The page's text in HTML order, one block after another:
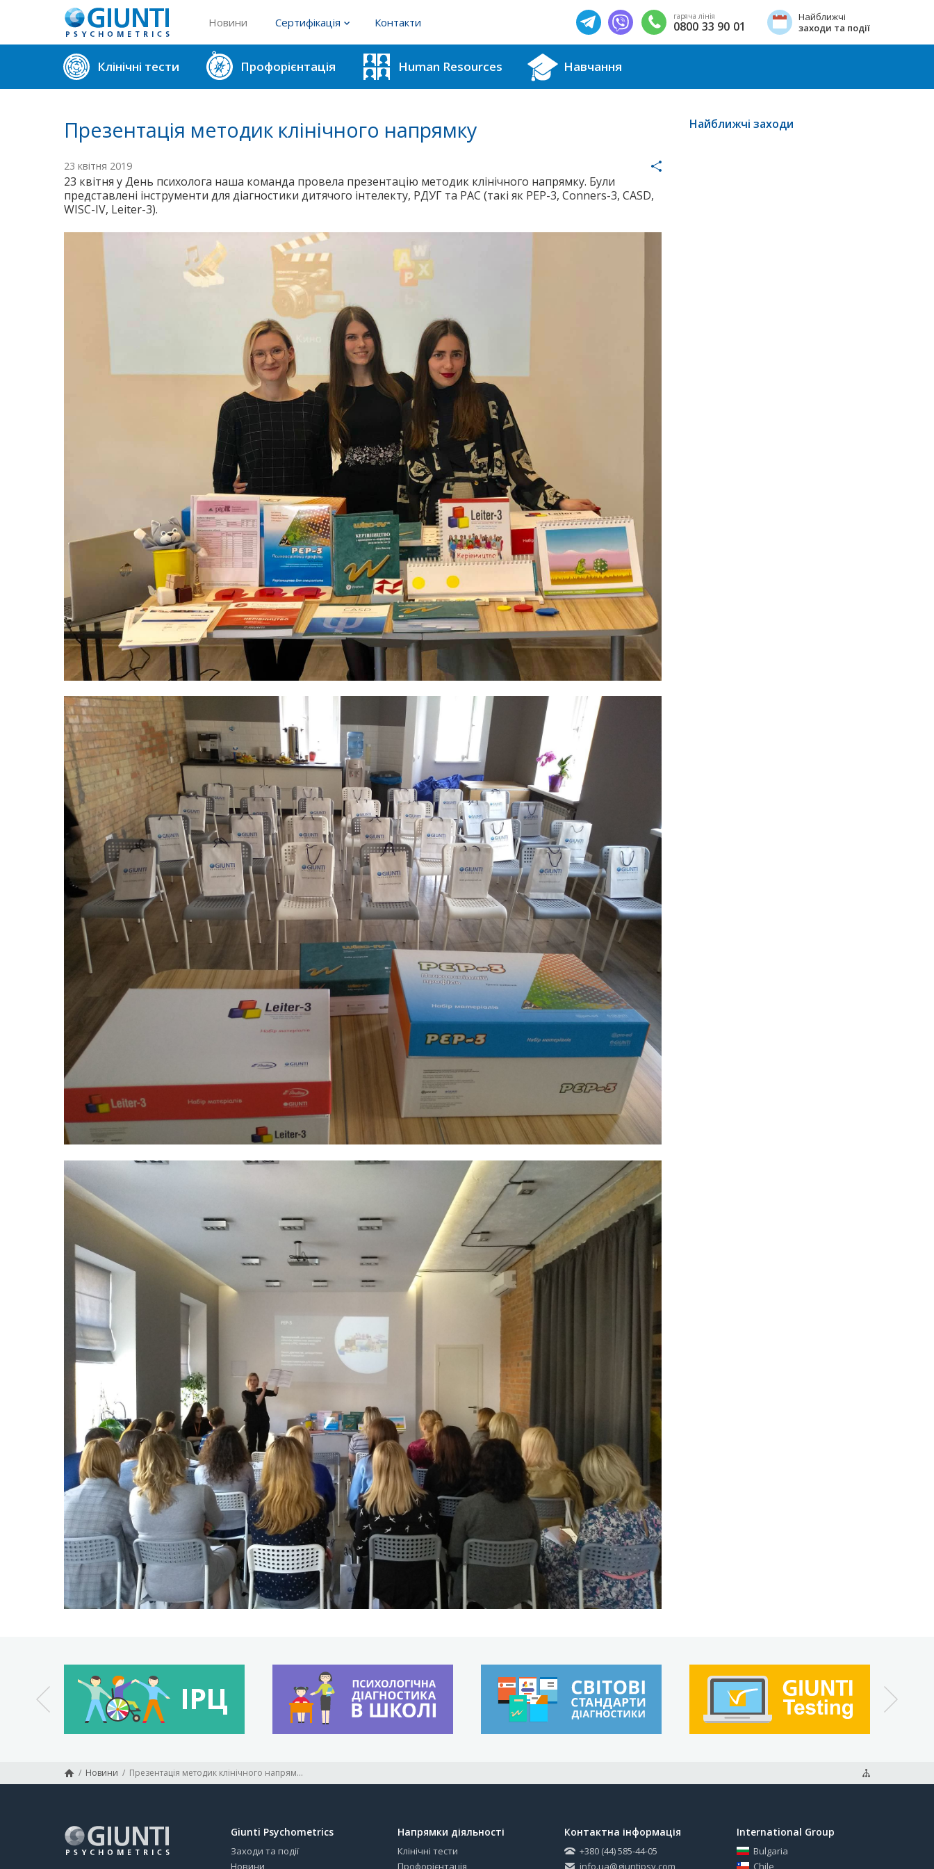
Новини Сертифікація
Реєстр фахівців з методик для ІРЦ
Реєстр користувачів тестових методик
Контакти гаряча лінія
0800 33 90 01
Найближчі
заходи та події
Клінічні тести Профорієнтація Human Resources Навчання
Презентація методик клінічного напрямку
23 квітня 2019
23 квітня у День психолога наша команда провела презентацію методик клінічного напрямку. Були
представлені інструменти для діагностики дитячого інтелекту, РДУГ та РАС (такі як PEP-3, Conners-3, CASD,
WISC-IV, Leiter-3).
Найближчі заходи
/ Новини / Презентація методик клінічного напрямку
Giunti Psychometrics
Заходи та події
Новини
Напрямки діяльності
Клінічні тести
Профорієнтація
Контактна інформація
+380 (44) 585-44-05
info.ua@giuntipsy.com
International Group
Bulgaria
Chile